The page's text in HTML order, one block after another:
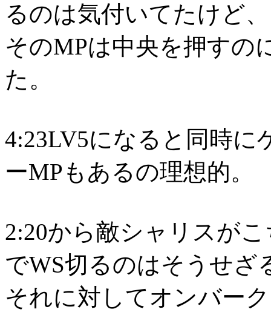
るのは気付いてたけど、
そのMPは中央を押すの
た。
4:23LV5になると同時
ーMPもあるの理想的。
2:20から敵シャリスが
でWS切るのはそうせざ
それに対してオンバー